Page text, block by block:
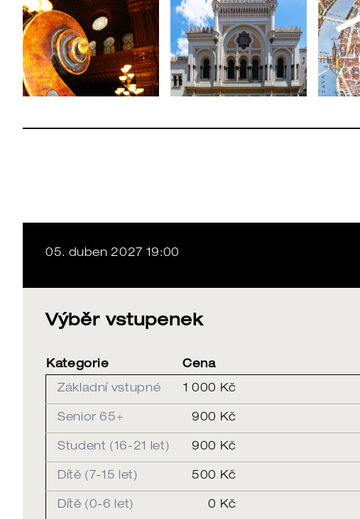
05. duben 2027 19:00
Výběr vstupenek
Kategorie Cena
Základní vstupné 1 000 Kč
Senior 65+ 900 Kč
Student (16-21 let) 900 Kč
Dítě (7-15 let) 500 Kč
Dítě (0-6 let) 0 Kč